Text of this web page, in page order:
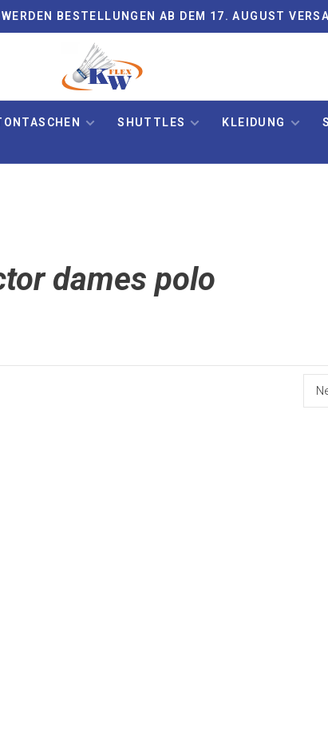
BESTELLUNGEN AB DEM 17. AUGUST
SHUTTLES KLEIDUNG
dames polo